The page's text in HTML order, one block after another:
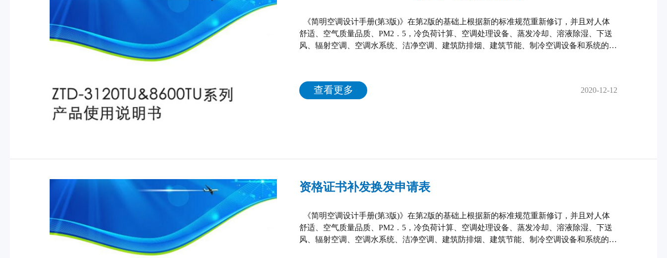
《简明空调设计手册(第3版)》在第2版的基础上根据新的标准规范重新修订，并且对人体
舒适、空气质量品质、PM2．5，冷负荷计算、空调处理设备、蒸发冷却、溶液除湿、下送
风、辐射空调、空调水系统、洁净空调、建筑防排烟、建筑节能、制冷空调设备和系统的节
课程设计或毕业设计时参考。 目录 第1章 空气调节基础知识 1.1 湿空气的性质及焓湿图
1.2 焓湿图的应用 1.3 室内热环境和舒...
查看更多 2020-12-12
资格证书补发换发申请表
《简明空调设计手册(第3版)》在第2版的基础上根据新的标准规范重新修订，并且对人体
舒适、空气质量品质、PM2．5，冷负荷计算、空调处理设备、蒸发冷却、溶液除湿、下送
风、辐射空调、空调水系统、洁净空调、建筑防排烟、建筑节能、制冷空调设备和系统的节